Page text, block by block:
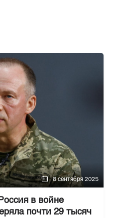
8 сентября 2025
в войне
почти 29 тысяч